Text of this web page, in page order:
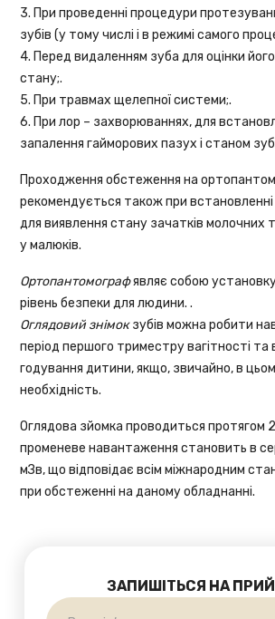
3. При проведенні процедури
зубів (у тому числі і в режимі самого
4. Перед видаленням зуба для оцінки
стану;.
5. При травмах щелепної системи;.
6. При лор – захворюваннях, для
запалення гайморових пазух і станом
Проходження обстеження на
рекомендується також при
для виявлення стану зачатків молочних
у малюків.
Ортопантомографявляє собою
рівень безпеки для людини. .
Оглядовий знімокзубів можна робити
період першого триместру вагітності та
годування дитини, якщо, звичайно, в
необхідність.
Оглядова зйомка проводиться протягом
променеве навантаження становить в
мЗв, що відповідає всім міжнародним
при обстеженні на даному обладнанні.
ЗАПИШІТЬСЯ НА